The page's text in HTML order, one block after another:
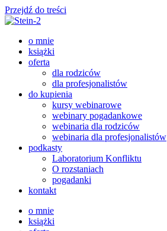
Przejdź do treści
o mnie
książki
oferta
dla rodziców
dla profesjonalistów
do kupienia
kursy webinarowe
webinary pogadankowe
webinaria dla rodziców
webinaria dla profesjonalistów
podkasty
Laboratorium Konfliktu
O rozstaniach
pogadanki
kontakt
o mnie
książki